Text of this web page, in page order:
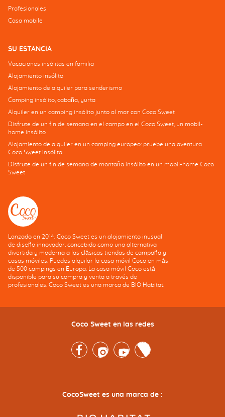
Profesionales
Casa mobile
SU ESTANCIA
Vacaciones insólitas en familia
Alojamiento insólito
Alojamiento de alquiler para senderismo
Camping insólito, cabaña, yurta
Alquiler en un camping insólito junto al mar con Coco Sweet
Disfrute de un fin de semana en el campo en el Coco Sweet, un mobil-
home insólito
Alojamiento de alquiler en un camping europeo: pruebe una aventura
Coco Sweet insólita
Disfrute de un fin de semana de montaña insólito en un mobil-home Coco
Sweet
Lanzado en 2014, Coco Sweet es un alojamiento inusual
de diseño innovador, concebido como una alternativa
divertida y moderna a las clásicas tiendas de campaña y
casas móviles. Puedes alquilar la casa móvil Coco en más
de 500 campings en Europa. La casa móvil Coco está
disponible para su compra y venta a través de
profesionales. Coco Sweet es una marca de BIO Habitat.
Coco Sweet en las redes
FacebookInstagramYoutubeTwitter
CocoSweet es una marca de :